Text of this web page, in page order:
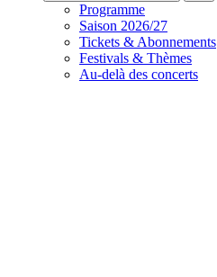
Programme
Saison 2026/27
Tickets & Abonnements
Festivals & Thèmes
Au-delà des concerts